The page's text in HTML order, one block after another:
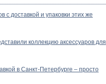
с доставкой и упаковки этих же
коллекцию аксессуаров для
в Санкт-Петербурге – просто